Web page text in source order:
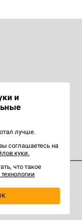
и
лучше.
соглашаетесь на
куки.
что такое